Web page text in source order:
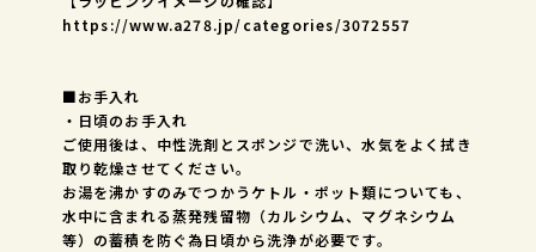
https://www.a278.jp/categories/3072557
■お手入れ
・日頃のお手入れ
ご使用後は、中性洗剤とスポンジで洗い、水気をよく拭き
取り乾燥させてください。
お湯を沸かすのみでつかうケトル・ポット類についても、
水中に含まれる蒸発残留物（カルシウム、マグネシウム
等）の蓄積を防ぐ為日頃から洗浄が必要です。